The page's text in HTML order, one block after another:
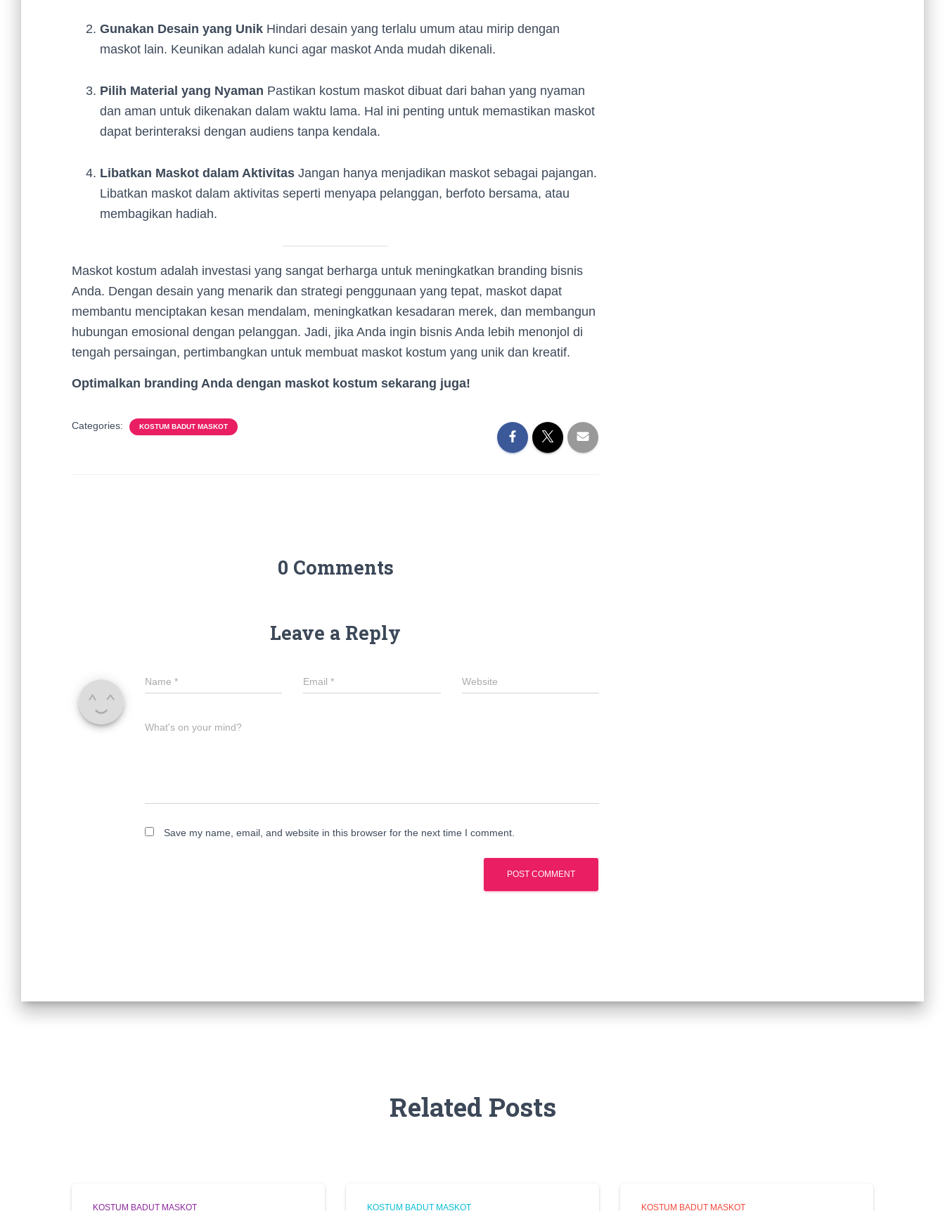
Gunakan Desain yang Unik Hindari desain yang terlalu umum atau mirip dengan
maskot lain. Keunikan adalah kunci agar maskot Anda mudah dikenali.
Pilih Material yang Nyaman Pastikan kostum maskot dibuat dari bahan yang nyaman
dan aman untuk dikenakan dalam waktu lama. Hal ini penting untuk memastikan maskot
dapat berinteraksi dengan audiens tanpa kendala.
Libatkan Maskot dalam Aktivitas Jangan hanya menjadikan maskot sebagai pajangan.
Libatkan maskot dalam aktivitas seperti menyapa pelanggan, berfoto bersama, atau
membagikan hadiah.
Maskot kostum adalah investasi yang sangat berharga untuk meningkatkan branding bisnis
Anda. Dengan desain yang menarik dan strategi penggunaan yang tepat, maskot dapat
membantu menciptakan kesan mendalam, meningkatkan kesadaran merek, dan membangun
hubungan emosional dengan pelanggan. Jadi, jika Anda ingin bisnis Anda lebih menonjol di
tengah persaingan, pertimbangkan untuk membuat maskot kostum yang unik dan kreatif.
Optimalkan branding Anda dengan maskot kostum sekarang juga!
Categories: KOSTUM BADUT MASKOT
0 Comments
Leave a Reply
Name * Email* Website
What's on your mind?
Save my name, email, and website in this browser for the next time I comment.
Related Posts
KOSTUM BADUT MASKOT KOSTUM BADUT MASKOT KOSTUM BADUT MASKOT